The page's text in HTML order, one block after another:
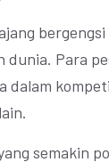
Para
dalam
semakin